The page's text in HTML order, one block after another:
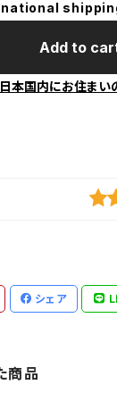
Add to
日本国内にお住まい
シェア
商品